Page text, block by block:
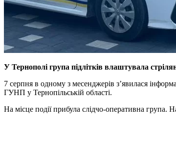
У Тернополі група підлітків влаштувала
7 серпня в одному з месенджерів з’явилася
ГУНП у Тернопільській області.
На місце події прибула слідчо-оперативна група.